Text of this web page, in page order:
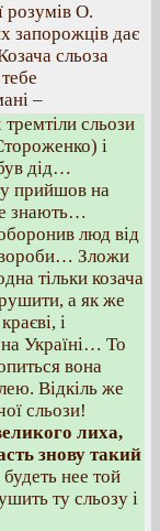
розумів О.
запорожців дає
сльоза
–
сльози
і
дід…
прийшов на
знають…
люд від
Зложи
тільки козача
а як же
і
Україні… То
вона
Відкіль же
сльози!
лиха,
знову такий
нее той
ту сльозу і